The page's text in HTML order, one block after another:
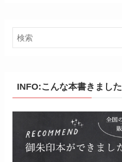
INFO:こんな本書きました